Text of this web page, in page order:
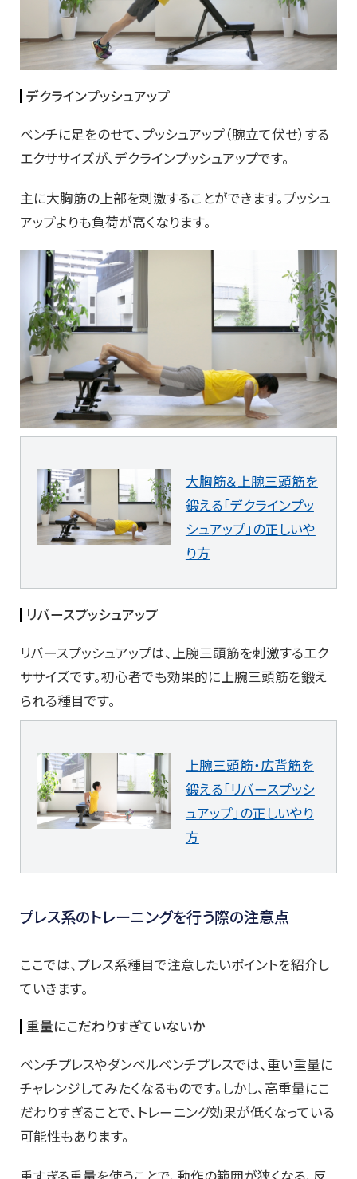
デクラインプッシュアップ
ベンチに足をのせて、プッシュアップ（腕立て伏せ）する
エクササイズが、デクラインプッシュアップです。
主に大胸筋の上部を刺激することができます。プッシュ
アップよりも負荷が高くなります。
大胸筋＆上腕三頭筋を
鍛える「デクラインプッ
シュアップ」の正しいや
り方
リバースプッシュアップ
リバースプッシュアップは、上腕三頭筋を刺激するエク
ササイズです。初心者でも効果的に上腕三頭筋を鍛え
られる種目です。
上腕三頭筋・広背筋を
鍛える「リバースプッシ
ュアップ」の正しいやり
方
プレス系のトレーニングを行う際の注意点
ここでは、プレス系種目で注意したいポイントを紹介し
ていきます。
重量にこだわりすぎていないか
ベンチプレスやダンベルベンチプレスでは、重い重量に
チャレンジしてみたくなるものです。しかし、高重量にこ
だわりすぎることで、トレーニング効果が低くなっている
可能性もあります。